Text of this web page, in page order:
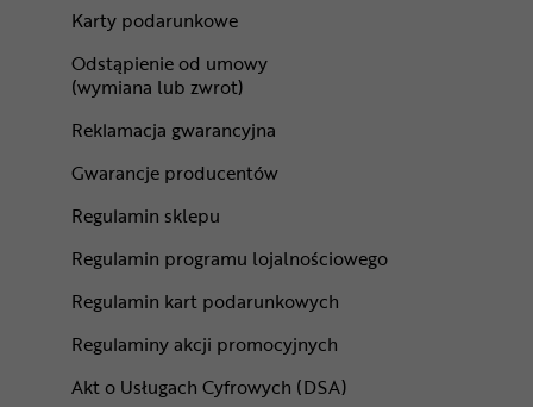
Karty podarunkowe
Odstąpienie od umowy
(wymiana lub zwrot)
Reklamacja gwarancyjna
Gwarancje producentów
Regulamin sklepu
Regulamin programu lojalnościowego
Regulamin kart podarunkowych
Regulaminy akcji promocyjnych
Akt o Usługach Cyfrowych (DSA)